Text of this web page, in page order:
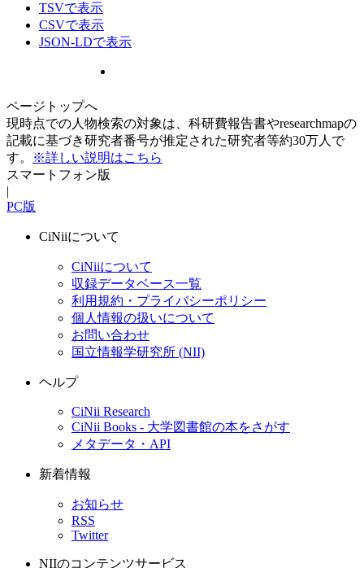
TSVで表示
CSVで表示
JSON-LDで表示
ページトップへ
現時点での人物検索の対象は、科研費報告書やresearchmapの
記載に基づき研究者番号が推定された研究者等約30万人で
す。
※詳しい説明はこちら
スマートフォン版
|
PC版
CiNiiについて
CiNiiについて
収録データベース一覧
利用規約・プライバシーポリシー
個人情報の扱いについて
お問い合わせ
国立情報学研究所 (NII)
ヘルプ
CiNii Research
CiNii Books - 大学図書館の本をさがす
メタデータ・API
新着情報
お知らせ
RSS
Twitter
NIIのコンテンツサービス